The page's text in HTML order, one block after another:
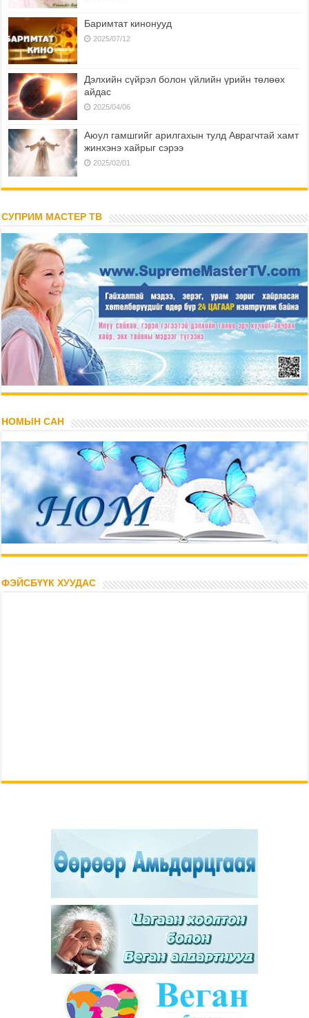
Баримтат кинонууд
2025/07/12
Дэлхийн сүйрэл болон үйлийн үрийн төлөөх
айдас
2025/04/06
Аюул гамшгийг арилгахын тулд Аврагчтай хамт
жинхэнэ хайрыг сэрээ
2025/02/01
СУПРИМ МАСТЕР ТВ
НОМЫН САН
ФЭЙСБҮҮК ХУУДАС